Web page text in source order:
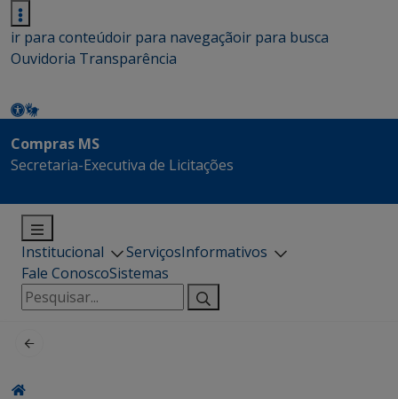
ir para conteúdoir para navegaçãoir para busca
Ouvidoria Transparência
Compras MS
Secretaria-Executiva de Licitações
Institucional ServiçosInformativos
Fale ConoscoSistemas
Pesquisar
por: